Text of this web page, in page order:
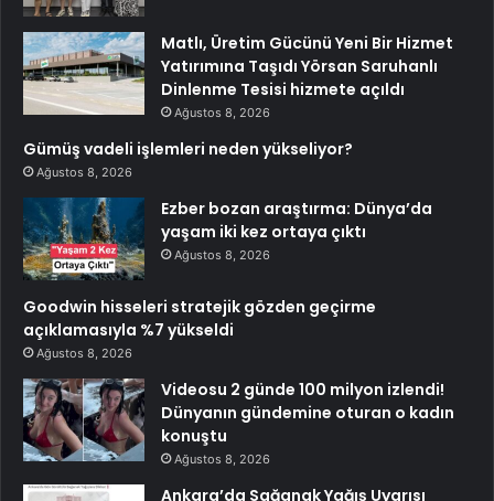
Matlı, Üretim Gücünü Yeni Bir Hizmet
Yatırımına Taşıdı Yörsan Saruhanlı
Dinlenme Tesisi hizmete açıldı
Ağustos 8, 2026
Gümüş vadeli işlemleri neden yükseliyor?
Ağustos 8, 2026
Ezber bozan araştırma: Dünya’da
yaşam iki kez ortaya çıktı
Ağustos 8, 2026
Goodwin hisseleri stratejik gözden geçirme
açıklamasıyla %7 yükseldi
Ağustos 8, 2026
Videosu 2 günde 100 milyon izlendi!
Dünyanın gündemine oturan o kadın
konuştu
Ağustos 8, 2026
Ankara’da Sağanak Yağış Uyarısı